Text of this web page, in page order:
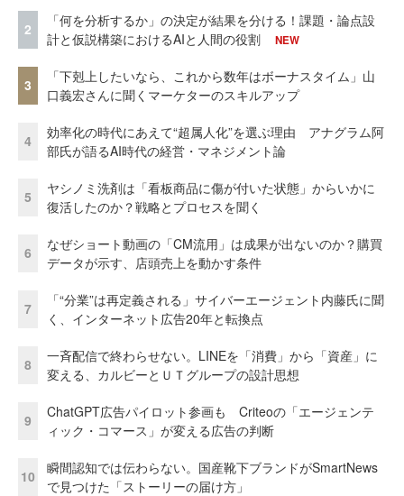
2
「何を分析するか」の決定が結果を分ける！課題・論点設
計と仮説構築におけるAIと人間の役割
NEW
3
「下剋上したいなら、これから数年はボーナスタイム」山
口義宏さんに聞くマーケターのスキルアップ
4
効率化の時代にあえて“超属人化”を選ぶ理由 アナグラム阿
部氏が語るAI時代の経営・マネジメント論
5
ヤシノミ洗剤は「看板商品に傷が付いた状態」からいかに
復活したのか？戦略とプロセスを聞く
6
なぜショート動画の「CM流用」は成果が出ないのか？購買
データが示す、店頭売上を動かす条件
7
「“分業”は再定義される」サイバーエージェント内藤氏に聞
く、インターネット広告20年と転換点
8
一斉配信で終わらせない。LINEを「消費」から「資産」に
変える、カルビーとＵＴグループの設計思想
9
ChatGPT広告パイロット参画も Criteoの「エージェンテ
ィック・コマース」が変える広告の判断
10
瞬間認知では伝わらない。国産靴下ブランドがSmartNews
で見つけた「ストーリーの届け方」